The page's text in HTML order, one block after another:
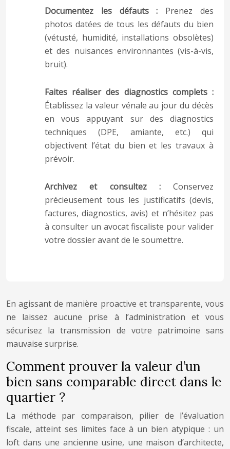
Documentez les défauts : Prenez des
photos datées de tous les défauts du bien
(vétusté, humidité, installations obsolètes)
et des nuisances environnantes (vis-à-vis,
bruit).
Faites réaliser des diagnostics complets :
Établissez la valeur vénale au jour du décès
en vous appuyant sur des diagnostics
techniques (DPE, amiante, etc.) qui
objectivent l’état du bien et les travaux à
prévoir.
Archivez et consultez :Conservez
précieusement tous les justificatifs (devis,
factures, diagnostics, avis) et n’hésitez pas
à consulter un avocat fiscaliste pour valider
votre dossier avant de le soumettre.
En agissant de manière proactive et transparente, vous
ne laissez aucune prise à l’administration et vous
sécurisez la transmission de votre patrimoine sans
mauvaise surprise.
Comment prouver la valeur d’un
bien sans comparable direct dans le
quartier ?
La méthode par comparaison, pilier de l’évaluation
fiscale, atteint ses limites face à un bien atypique : un
loft dans une ancienne usine, une maison d’architecte,